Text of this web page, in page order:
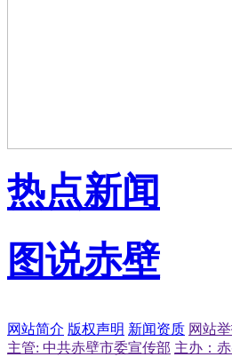
热点新闻
图说赤壁
网站简介 版权声明 新闻资质 网站
主管: 中共赤壁市委宣传部 主办：